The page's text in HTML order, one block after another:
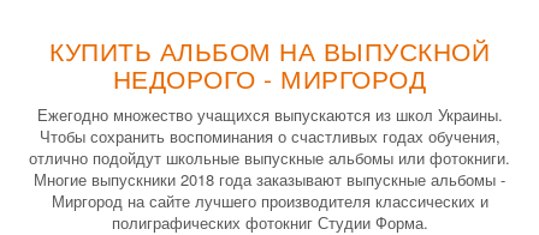
КУПИТЬ АЛЬБОМ НА ВЫПУСКНОЙ
НЕДОРОГО - МИРГОРОД
Ежегодно множество учащихся выпускаются из школ Украины.
Чтобы сохранить воспоминания о счастливых годах обучения,
отлично подойдут школьные выпускные альбомы или фотокниги.
Многие выпускники 2018 года заказывают выпускные альбомы -
Миргород на сайте лучшего производителя классических и
полиграфических фотокниг Студии Форма.